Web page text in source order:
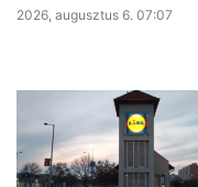
2026, augusztus 6. 07:07